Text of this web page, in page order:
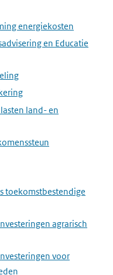
energiekosten
en Educatie
land- en
toekomstbestendige
agrarisch
voor